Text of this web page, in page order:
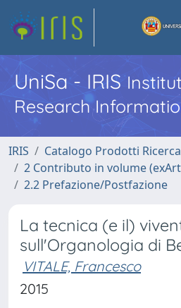
UniSa - IRIS
Research
IRIS
Catalogo Prodotti Ricerca
2 Contributo in volume
2.2 Prefazione/Postfazione
La tecnica (e il)
sull'Organologia di
VITALE, Francesco
2015